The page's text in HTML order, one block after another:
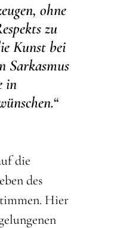
ohne
zu
Kunst bei
Sarkasmus
in
die
des
Hier